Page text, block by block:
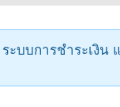
บบการชำระเงิน